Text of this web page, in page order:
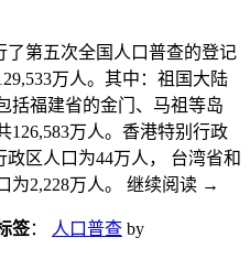
了第五次全国人口普查的登记
万人。其中：祖国大陆
括福建省的金门、马祖等岛
126,583万人。香港特别行政
政区人口为44万人， 台湾省和
为2,228万人。 继续阅读 →
签： 人口普查 by